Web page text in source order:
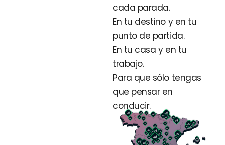
cada parada.
En tu destino y en tu
punto de partida.
En tu casa y en tu
trabajo.
Para que sólo tengas
que pensar en
conducir.